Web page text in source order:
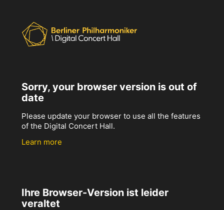
Sorry, your browser version is out of
date
Please update your browser to use all the features
of the Digital Concert Hall.
Learn more
Ihre Browser-Version ist leider
veraltet